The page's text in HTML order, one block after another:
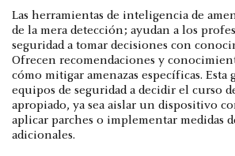
Las herramientas de inteligencia de
de la mera detección; ayudan a los
seguridad a tomar decisiones con
Ofrecen recomendaciones y
cómo mitigar amenazas específicas. Esta
equipos de seguridad a decidir el curso
apropiado, ya sea aislar un dispositivo
aplicar parches o implementar medidas
adicionales.